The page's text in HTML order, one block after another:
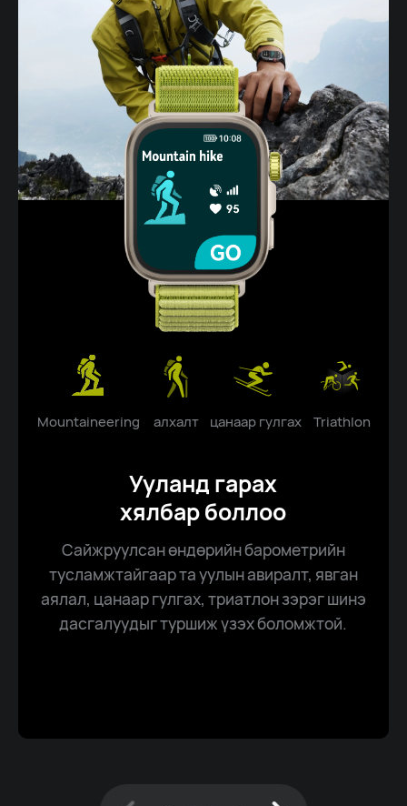
Ууланд гарах
хялбар боллоо
Сайжруулсан өндөрийн барометрийн
тусламжтайгаар та уулын авиралт, явган
аялал, цанаар гулгах, триатлон зэрэг шинэ
дасгалуудыг туршиж үзэх боломжтой.
Mountaineering алхалт цанаар гулгах Triathlon